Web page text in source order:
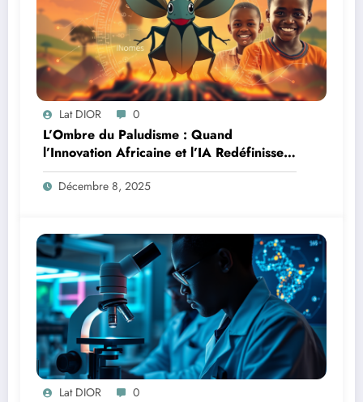
Lat DIOR 0
L’Ombre du Paludisme : Quand
l’Innovation Africaine et l’IA Redéfinissent
la Lutte
Décembre 8, 2025
Lat DIOR 0